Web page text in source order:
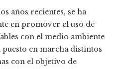
años recientes, se ha
en promover el uso de
con el medio ambiente
puesto en marcha distintos
con el objetivo de